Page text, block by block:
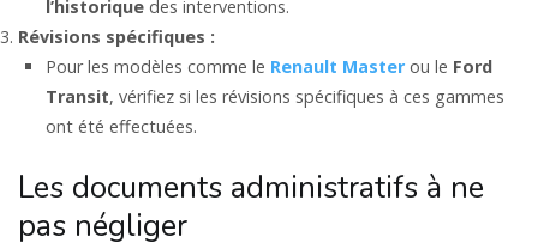
l’historique des interventions.
Révisions spécifiques :
Pour les modèles comme le Renault Master ou le Ford
Transit, vérifiez si les révisions spécifiques à ces gammes
ont été effectuées.
Les documents administratifs à ne
pas négliger